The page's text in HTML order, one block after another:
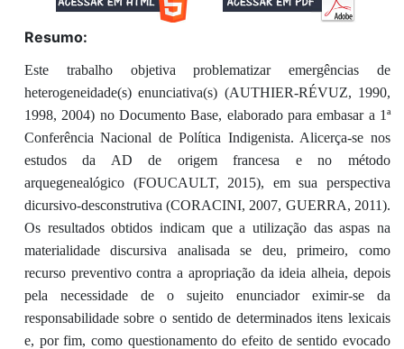
Resumo:
Este trabalho objetiva problematizar emergências de
heterogeneidade(s) enunciativa(s) (AUTHIER-RÉVUZ, 1990,
1998, 2004) no Documento Base, elaborado para embasar a 1ª
Conferência Nacional de Política Indigenista. Alicerça-se nos
estudos da AD de origem francesa e no método
arquegenealógico (FOUCAULT, 2015), em sua perspectiva
dicursivo-desconstrutiva (CORACINI, 2007, GUERRA, 2011).
Os resultados obtidos indicam que a utilização das aspas na
materialidade discursiva analisada se deu, primeiro, como
recurso preventivo contra a apropriação da ideia alheia, depois
pela necessidade de o sujeito enunciador eximir-se da
responsabilidade sobre o sentido de determinados itens lexicais
e, por fim, como questionamento do efeito de sentido evocado